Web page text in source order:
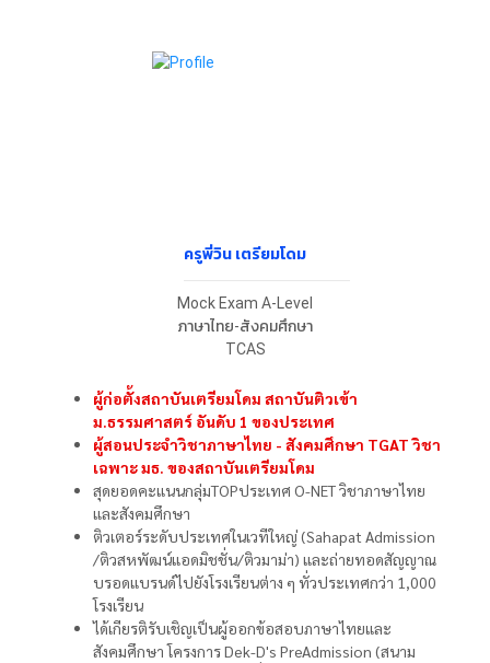
ครูพี่วิน เตรียมโดม
Mock Exam A-Level
ภาษาไทย-สังคมศึกษา
TCAS
ผู้ก่อตั้งสถาบันเตรียมโดม สถาบันติวเข้า
ม.ธรรมศาสตร์ อันดับ 1 ของประเทศ
ผู้สอนประจำวิชาภาษาไทย - สังคมศึกษา TGAT วิชา
เฉพาะ มธ. ของสถาบันเตรียมโดม
สุดยอดคะแนนกลุ่มTOPประเทศ O-NET วิชาภาษาไทย
และสังคมศึกษา
ติวเตอร์ระดับประเทศในเวทีใหญ่ (Sahapat Admission
/ติวสหพัฒน์แอดมิชชั่น/ติวมาม่า) และถ่ายทอดสัญญาณ
บรอดแบรนด์ไปยังโรงเรียนต่าง ๆ ทั่วประเทศกว่า 1,000
โรงเรียน
ได้เกียรติรับเชิญเป็นผู้ออกข้อสอบภาษาไทยและ
สังคมศึกษา โครงการ Dek-D's PreAdmission (สนาม